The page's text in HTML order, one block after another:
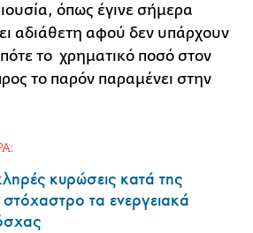
όπως έγινε σήμερα
αδιάθετη αφού δεν υπάρχουν
το χρηματικό ποσό στον
το παρόν παραμένει στην
κυρώσεις κατά της
τα ενεργειακά